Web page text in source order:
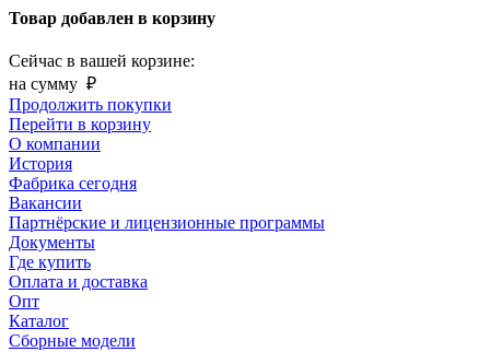
Товар добавлен в корзину
Сейчас в вашей корзине:
на сумму ₽
Продолжить покупки
Перейти в корзину
О компании
История
Фабрика сегодня
Вакансии
Партнёрские и лицензионные программы
Документы
Где купить
Оплата и доставка
Опт
Каталог
Сборные модели